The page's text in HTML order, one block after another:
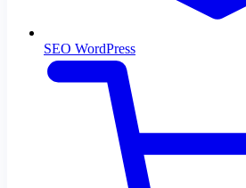
SEO WordPress